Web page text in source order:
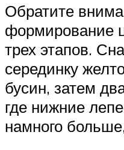
Обратите
формирование
трех этапов.
серединку
бусин, затем
где нижние
намного